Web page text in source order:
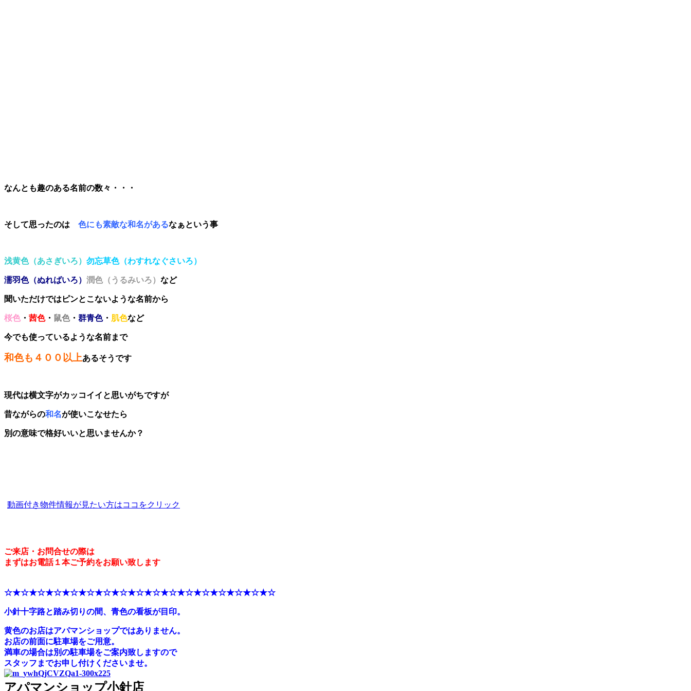
なんとも趣のある名前の数々・・・
そして思ったのは 色にも素敵な和名があるなぁという事
浅黄色（あさぎいろ） 勿忘草色（わすれなぐさいろ）
濡羽色（ぬればいろ） 潤色（うるみいろ） など
聞いただけではピンとこないような名前から
桜色・ 茜色・ 鼠色・ 群青色・ 肌色など
今でも使っているような名前まで
和色も４００以上あるそうです
現代は横文字がカッコイイと思いがちですが
昔ながらの和名が使いこなせたら
別の意味で格好いいと思いませんか？
動画付き物件情報が見たい方はココをクリック
ご来店・お問合せの際は
まずはお電話１本ご予約をお願い致します
☆★☆★☆★☆★☆★☆★☆★☆★☆★☆★☆★☆★☆★☆★☆★☆★☆
小針十字路と踏み切りの間、青色の看板が目印。
黄色のお店はアパマンショップではありません。
お店の前面に駐車場をご用意。
満車の場合は別の駐車場をご案内致しますので
スタッフまでお申し付けくださいませ。
アパマンショップ小針店